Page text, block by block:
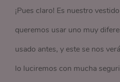
¡Pues claro! Es nuestro
queremos usar uno muy
usado antes, y este se nos
lo luciremos con mucha